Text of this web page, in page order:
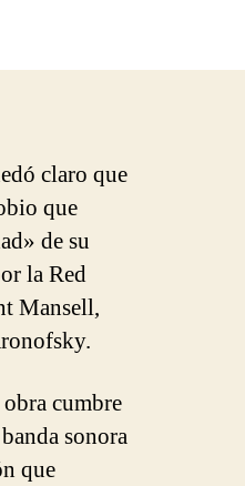
Lux
claro que
que
de su
la Red
Mansell,
cumbre
sonora
que